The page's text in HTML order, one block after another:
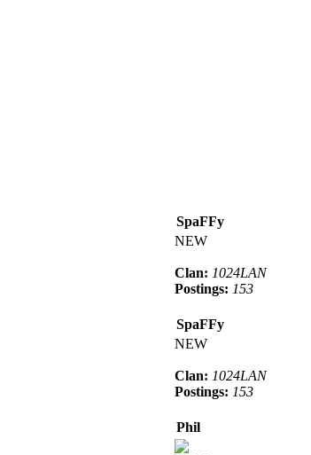
SpaFFy
NEW
Clan: 1024LAN
Postings: 153
SpaFFy
NEW
Clan: 1024LAN
Postings: 153
Phil